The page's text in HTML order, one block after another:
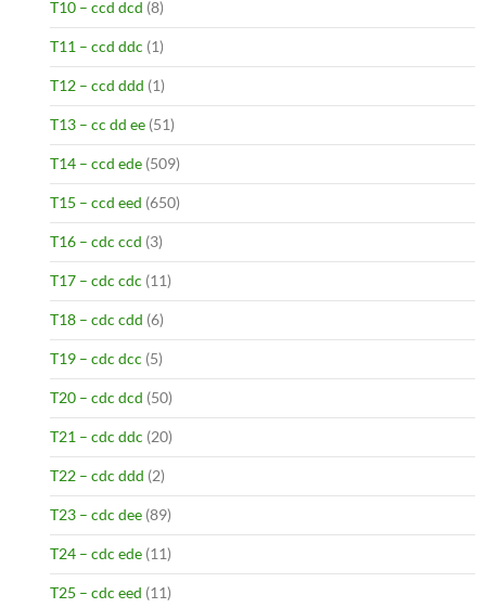
T10 – ccd dcd (8)
T11 – ccd ddc (1)
T12 – ccd ddd (1)
T13 – cc dd ee (51)
T14 – ccd ede (509)
T15 – ccd eed (650)
T16 – cdc ccd (3)
T17 – cdc cdc (11)
T18 – cdc cdd (6)
T19 – cdc dcc (5)
T20 – cdc dcd (50)
T21 – cdc ddc (20)
T22 – cdc ddd (2)
T23 – cdc dee (89)
T24 – cdc ede (11)
T25 – cdc eed (11)